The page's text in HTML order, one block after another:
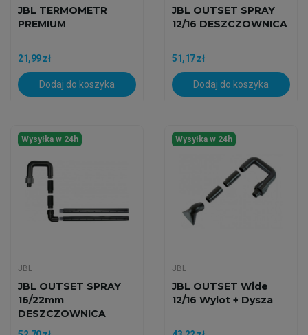
JBL TERMOMETR
PREMIUM
21,99 zł
Dodaj do koszyka
JBL OUTSET SPRAY
12/16 DESZCZOWNICA
51,17 zł
Dodaj do koszyka
Wysyłka w 24h
JBL
JBL OUTSET SPRAY
16/22mm
DESZCZOWNICA
Wysyłka w 24h
JBL
JBL OUTSET Wide
12/16 Wylot + Dysza